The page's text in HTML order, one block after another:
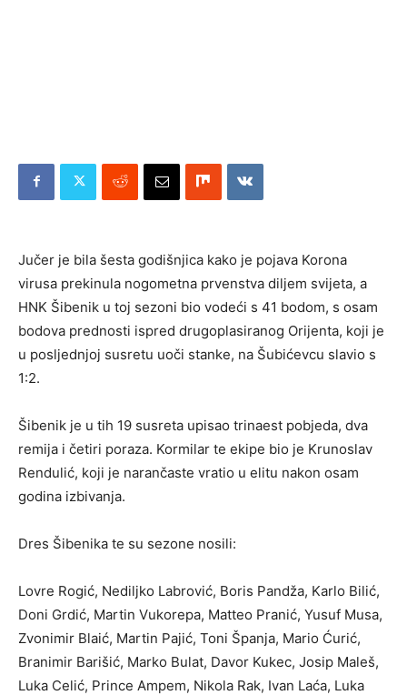
Jučer je bila šesta godišnjica kako je pojava Korona
virusa prekinula nogometna prvenstva diljem svijeta, a
HNK Šibenik u toj sezoni bio vodeći s 41 bodom, s osam
bodova prednosti ispred drugoplasiranog Orijenta, koji je
u posljednjoj susretu uoči stanke, na Šubićevcu slavio s
1:2.
Šibenik je u tih 19 susreta upisao trinaest pobjeda, dva
remija i četiri poraza. Kormilar te ekipe bio je Krunoslav
Rendulić, koji je narančaste vratio u elitu nakon osam
godina izbivanja.
Dres Šibenika te su sezone nosili:
Lovre Rogić, Nediljko Labrović, Boris Pandža, Karlo Bilić,
Doni Grdić, Martin Vukorepa, Matteo Pranić, Yusuf Musa,
Zvonimir Blaić, Martin Pajić, Toni Španja, Mario Ćurić,
Branimir Barišić, Marko Bulat, Davor Kukec, Josip Maleš,
Luka Celić, Prince Ampem, Nikola Rak, Ivan Laća, Luka